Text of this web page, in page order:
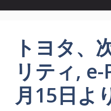
トヨタ、
リティ,
月15日よ